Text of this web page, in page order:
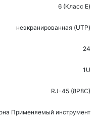
6 (Класс E)
неэкранированная (UTP)
24
1U
RJ-45 (8P8C)
Применяемый инструмент